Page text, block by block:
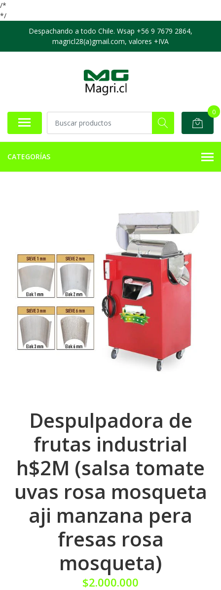
/*
*/
Despachando a todo Chile. Wsap +56 9 7679 2864,
magricl28(a)gmail.com, valores +IVA
0
CATEGORÍAS
Despulpadora de
frutas industrial
h$2M (salsa tomate
uvas rosa mosqueta
aji manzana pera
fresas rosa
mosqueta)
$2.000.000